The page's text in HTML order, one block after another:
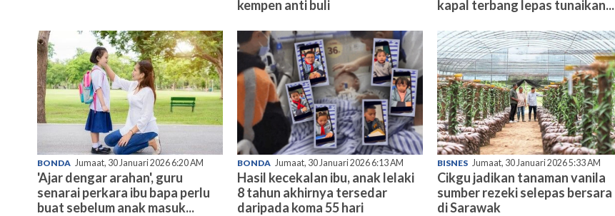
kempen anti buli
kapal terbang lepas tunaikan...
BONDA Jumaat, 30 Januari 2026 6:20 AM
'Ajar dengar arahan', guru
senarai perkara ibu bapa perlu
buat sebelum anak masuk...
BONDA Jumaat, 30 Januari 2026 6:13 AM
Hasil kecekalan ibu, anak lelaki
8 tahun akhirnya tersedar
daripada koma 55 hari
BISNES Jumaat, 30 Januari 2026 5:33 AM
Cikgu jadikan tanaman vanila
sumber rezeki selepas bersara
di Sarawak